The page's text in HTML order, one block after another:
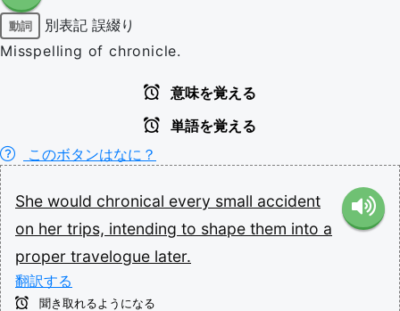
動詞 別表記 誤綴り
Misspelling of chronicle.
意味を覚える
単語を覚える
このボタンはなに？
She would chronical every small accident
on her trips, intending to shape them into a
proper travelogue later.
翻訳する
聞き取れるようになる